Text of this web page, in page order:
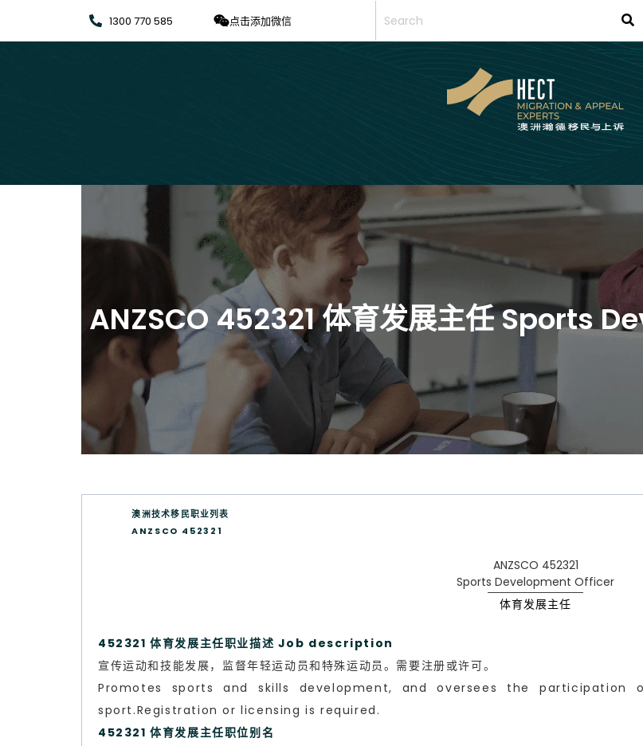
1300 770 585 点击添加微信
ANZSCO 452321 体育发展主任 Sports
澳洲技术移民职业列表
ANZSCO 452321
ANZSCO 452321
Sports Development Officer
体育发展主任
452321 体育发展主任职业描述 Job description
宣传运动和技能发展，监督年轻运动员和特殊运动员。需要注册或许可。
Promotes sports and skills development, and oversees the
sport.Registration or licensing is required.
452321 体育发展主任职位别名